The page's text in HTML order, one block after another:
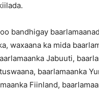
bandhigay
waxaana ka mida
Jabuuti,
baarlamaanka
Fiinland,